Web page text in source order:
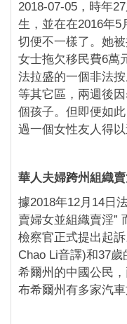
2018-07-05，時年
生，並在在2016年
切便不一樣了。她
女士拖欠移民費6萬
法拉盛的一個非法
等其它區，兩週後
個孩子。但即便如
過一個女性友人得
華人夫婦跨州組織
據2018年12月14日
賣婦女並組織賣淫”
檢察官正式提出起
Chao Li音譯)和37
希爾州的中國公民
布希爾州有多家汽